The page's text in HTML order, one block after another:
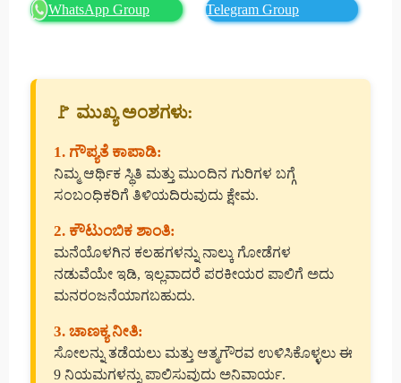
WhatsApp Group Telegram Group
🚩 ಮುಖ್ಯ ಅಂಶಗಳು:
1. ಗೌಪ್ಯತೆ ಕಾಪಾಡಿ:
ನಿಮ್ಮ ಆರ್ಥಿಕ ಸ್ಥಿತಿ ಮತ್ತು ಮುಂದಿನ ಗುರಿಗಳ ಬಗ್ಗೆ
ಸಂಬಂಧಿಕರಿಗೆ ತಿಳಿಯದಿರುವುದು ಕ್ಷೇಮ.
2. ಕೌಟುಂಬಿಕ ಶಾಂತಿ:
ಮನೆಯೊಳಗಿನ ಕಲಹಗಳನ್ನು ನಾಲ್ಕು ಗೋಡೆಗಳ
ನಡುವೆಯೇ ಇಡಿ, ಇಲ್ಲವಾದರೆ ಪರಕೀಯರ ಪಾಲಿಗೆ ಅದು
ಮನರಂಜನೆಯಾಗಬಹುದು.
3. ಚಾಣಕ್ಯ ನೀತಿ:
ಸೋಲನ್ನು ತಡೆಯಲು ಮತ್ತು ಆತ್ಮಗೌರವ ಉಳಿಸಿಕೊಳ್ಳಲು ಈ
9 ನಿಯಮಗಳನ್ನು ಪಾಲಿಸುವುದು ಅನಿವಾರ್ಯ.